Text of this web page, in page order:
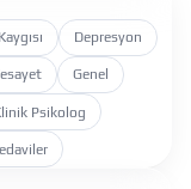
Depresyon
Genel
Psikolog